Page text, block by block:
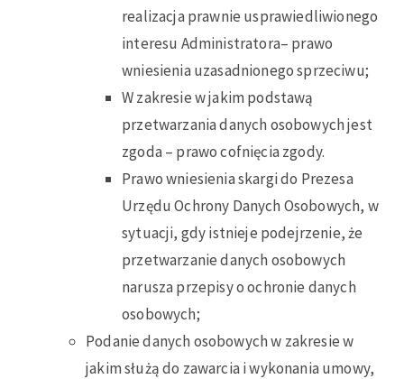
realizacja prawnie usprawiedliwionego
interesu Administratora– prawo
wniesienia uzasadnionego sprzeciwu;
W zakresie w jakim podstawą
przetwarzania danych osobowych jest
zgoda – prawo cofnięcia zgody.
Prawo wniesienia skargi do Prezesa
Urzędu Ochrony Danych Osobowych, w
sytuacji, gdy istnieje podejrzenie, że
przetwarzanie danych osobowych
narusza przepisy o ochronie danych
osobowych;
Podanie danych osobowych w zakresie w
jakim służą do zawarcia i wykonania umowy,